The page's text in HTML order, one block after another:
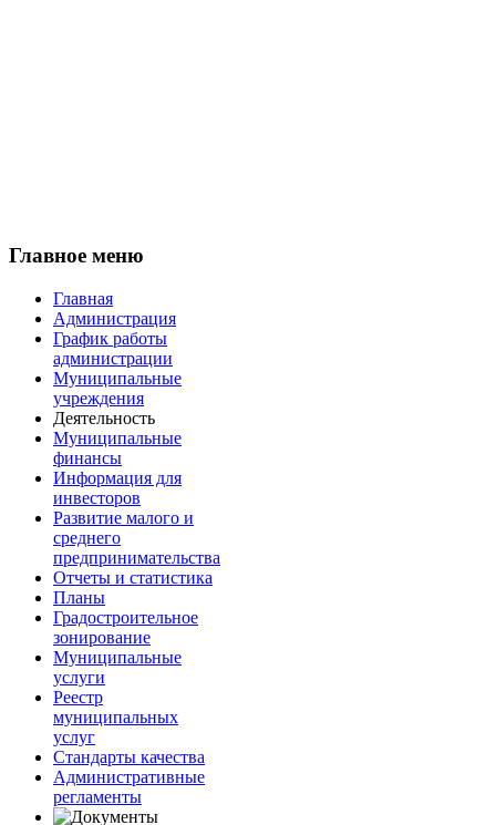
Главное меню
Главная
Администрация
График работы
администрации
Муниципальные
учреждения
Деятельность
Муниципальные
финансы
Информация для
инвесторов
Развитие малого и
среднего
предпринимательства
Отчеты и статистика
Планы
Градостроительное
зонирование
Муниципальные
услуги
Реестр
муниципальных
услуг
Стандарты качества
Административные
регламенты